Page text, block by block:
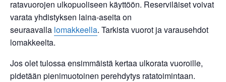
ratavuorojen ulkopuoliseen käyttöön. Reserviläiset voivat
varata yhdistyksen laina-aseita on
seuraavalla lomakkeella. Tarkista vuorot ja varausehdot
lomakkeelta.
Jos olet tulossa ensimmäistä kertaa ulkorata vuoroille,
pidetään pienimuotoinen perehdytys ratatoimintaan.